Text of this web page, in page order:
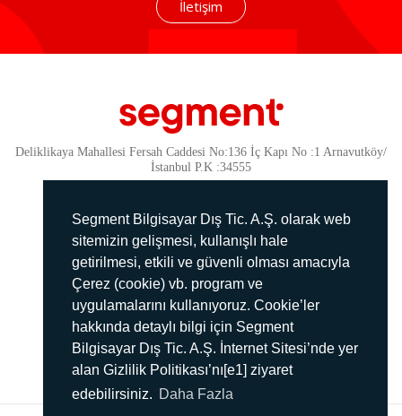
Segment Bilgisayar Dış Tic. A.Ş. olarak web
sitemizin gelişmesi, kullanışlı hale
getirilmesi, etkili ve güvenli olması amacıyla
Çerez (cookie) vb. program ve
uygulamalarını kullanıyoruz. Cookie’ler
hakkında detaylı bilgi için Segment
Bilgisayar Dış Tic. A.Ş. İnternet Sitesi’nde yer
alan Gizlilik Politikası’nı[e1] ziyaret
edebilirsiniz. Daha Fazla
İletişim
Deliklikaya Mahallesi Fersah Caddesi No:136 İç Kapı No :1 Arnavutköy/
İstanbul P.K :34555
Güvenlik
KVKK Politikamız
Gizlilik Politikamız
Aydınlatma Metni
İmha Politikası
444 78 99
info@segment.com.tr